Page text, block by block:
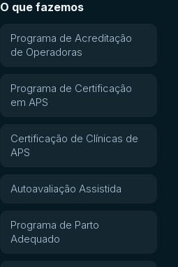
O que fazemos
Programa de Acreditação
de Operadoras
Programa de Certificação
em APS
Certificação de Clínicas de
APS
Autoavaliação Assistida
Programa de Parto
Adequado